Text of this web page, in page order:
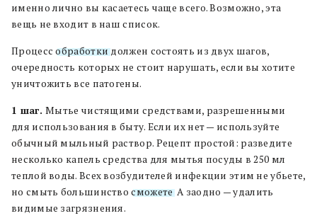
именно лично вы касаетесь чаще всего. Возможно, эта
вещь не входит в наш список.
Процессобработкидолжен состоять из двух шагов,
очередность которых не стоит нарушать, если вы хотите
уничтожить все патогены.
1 шаг.Мытье чистящими средствами, разрешенными
для использования в быту. Если их нет — используйте
обычный мыльный раствор. Рецепт простой: разведите
несколько капель средства для мытья посуды в 250 мл
теплой воды. Всех возбудителей инфекции этим не убьете,
но смыть большинствосможете. А заодно — удалить
видимые загрязнения.